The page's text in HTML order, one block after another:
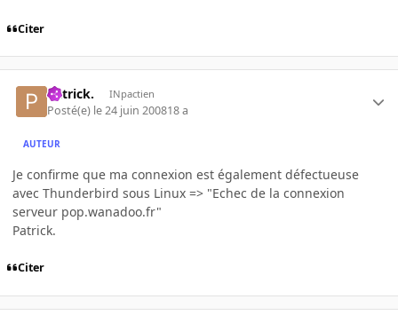
Citer
Patrick. INpactien
Posté(e) le 24 juin 200818 a
AUTEUR
Je confirme que ma connexion est également défectueuse
avec Thunderbird sous Linux => "Echec de la connexion
serveur pop.wanadoo.fr"
Patrick.
Citer